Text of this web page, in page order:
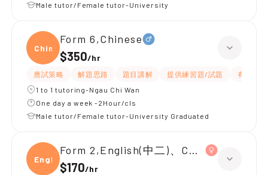
Male tutor/Female tutor-University
Chine
Form 6,Chinese
$350/hr
應試策略 解題思路 題目講解 提供練習題/試題
有耐性
1 to 1 tutoring-Ngau Chi Wan
One day a week -2Hour/cls
Male tutor/Female tutor-University Graduated
Engli
Form 2,English(中二)、Chinese(中二)
$170/hr